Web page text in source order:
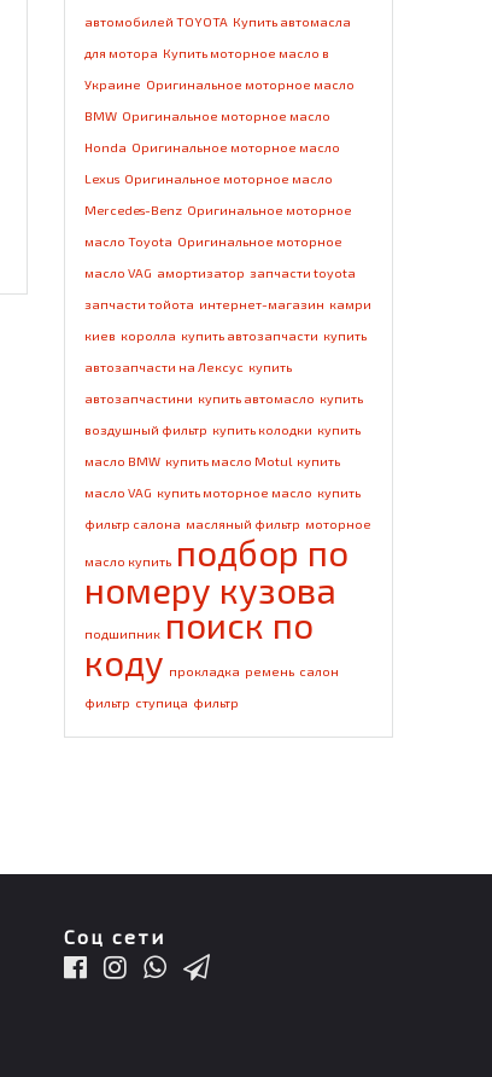
автомобилей TOYOTA Купить автомасла
для мотора Купить моторное масло в
Украине Оригинальное моторное масло
BMW Оригинальное моторное масло
Honda Оригинальное моторное масло
Lexus Оригинальное моторное масло
Mercedes-Benz Оригинальное моторное
масло Toyota Оригинальное моторное
масло VAG амортизатор запчасти toyota
запчасти тойота интернет-магазин камри
киев королла купить автозапчасти купить
автозапчасти на Лексус купить
автозапчастини купить автомасло купить
воздушный фильтр купить колодки купить
масло BMW купить масло Motul купить
масло VAG купить моторное масло купить
фильтр салона масляный фильтр моторное
масло купить подбор по
номеру кузова
подшипник поиск по
коду прокладка ремень салон
фильтр ступица фильтр
Соц сети